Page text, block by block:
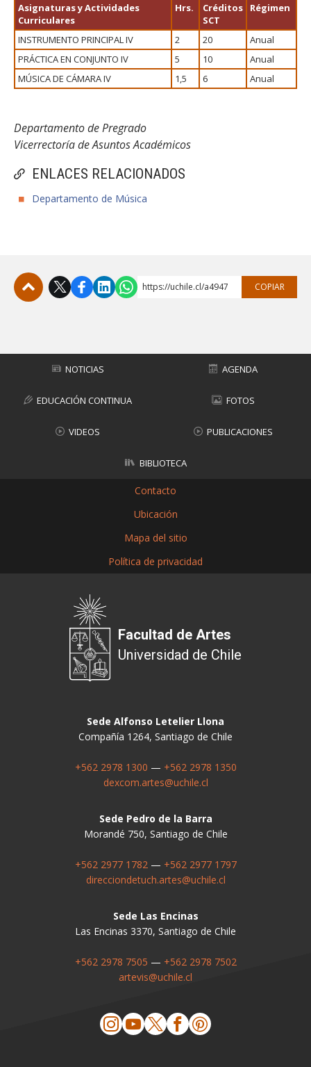
ENLACES RELACIONADOS
Departamento de Música
Asignaturas y Actividades
Curriculares
Hrs.
Créditos
SCT
Régimen
INSTRUMENTO PRINCIPAL IV 2 20
Anual
PRÁCTICA EN CONJUNTO IV
5 10
Anual
MÚSICA DE CÁMARA IV
1,5 6 Anual
Departamento de Pregrado
Vicerrectoría de Asuntos Académicos
https://uchile.cl/a4947 COPIAR
NOTICIAS AGENDA
EDUCACIÓN CONTINUA FOTOS
VIDEOS PUBLICACIONES
BIBLIOTECA
Contacto
Ubicación
Mapa del sitio
Política de privacidad
Facultad de Artes
Universidad de Chile
Sede Alfonso Letelier Llona
Compañía 1264, Santiago de Chile
+562 2978 1300 — +562 2978 1350
dexcom.artes@uchile.cl
Sede Pedro de la Barra
Morandé 750, Santiago de Chile
+562 2977 1782— +562 2977 1797
direcciondetuch.artes@uchile.cl
Sede Las Encinas
Las Encinas 3370, Santiago de Chile
+562 2978 7505 — +562 2978 7502
artevis@uchile.cl